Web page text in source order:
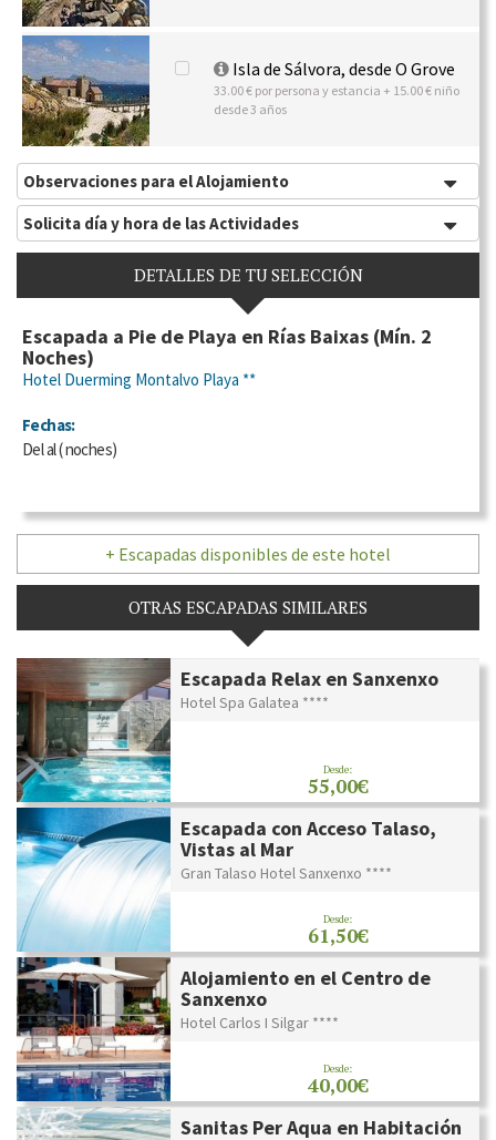
Isla de Sálvora, desde O Grove
33.00 € por persona y estancia + 15.00 € niño
desde 3 años
Observaciones para el Alojamiento
Solicita día y hora de las Actividades
DETALLES DE TU SELECCIÓN
Escapada a Pie de Playa en Rías Baixas (Mín. 2
Noches)
Hotel Duerming Montalvo Playa **
Fechas:
Delal(noches)
+ Escapadas disponibles de este hotel
OTRAS ESCAPADAS SIMILARES
Escapada Relax en Sanxenxo
Hotel Spa Galatea ****
Desde:
55,00€
Escapada con Acceso Talaso,
Vistas al Mar
Gran Talaso Hotel Sanxenxo ****
Desde:
61,50€
Alojamiento en el Centro de
Sanxenxo
Hotel Carlos I Silgar ****
Desde:
40,00€
Sanitas Per Aqua en Habitación